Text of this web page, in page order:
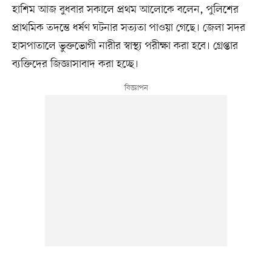
হাশিম আজ বুধবার সকালে প্রথম আলোকে বলেন, পুলিশের
প্রাথমিক তদন্তে ধর্ষণ ঘটনার সত্যতা পাওয়া গেছে। জেলা সদর
হাসপাতালে ভুক্তভোগী নারীর স্বাস্থ্য পরীক্ষা করা হবে। গ্রেপ্তার
ব্যক্তিদের জিজ্ঞাসাবাদ করা হচ্ছে।